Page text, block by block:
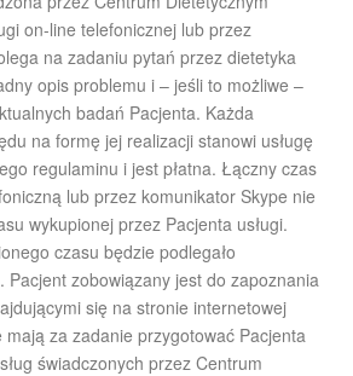
on-line telefonicznej lub przez
na zadaniu pytań przez dietetyka
opis problemu i – jeśli to możliwe –
badań Pacjenta. Każda
na formę jej realizacji stanowi usługę
regulaminu i jest płatna. Łączny czas
lub przez komunikator Skype nie
wykupionej przez Pacjenta usługi.
czasu będzie podlegało
Pacjent zobowiązany jest do zapoznania
się na stronie internetowej
za zadanie przygotować Pacjenta
świadczonych przez Centrum